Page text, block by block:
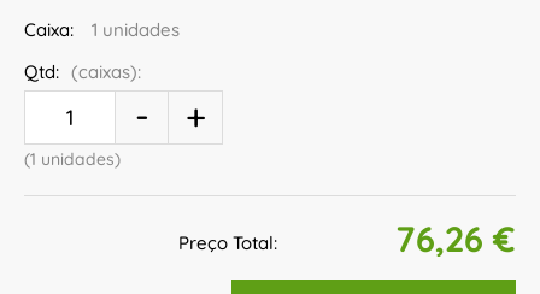
Caixa:
1 unidades
Qtd: (caixas):
(1 unidades)
Preço Total: 76,26 €